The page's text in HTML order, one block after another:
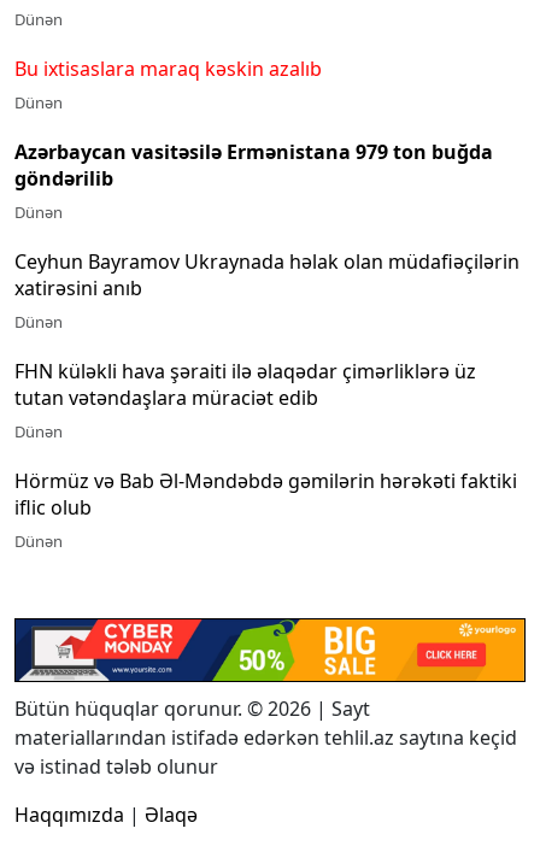
Dünən
Bu ixtisaslara maraq kəskin azalıb
Dünən
Azərbaycan vasitəsilə Ermənistana 979 ton buğda
göndərilib
Dünən
Ceyhun Bayramov Ukraynada həlak olan müdafiəçilərin
xatirəsini anıb
Dünən
FHN küləkli hava şəraiti ilə əlaqədar çimərliklərə üz
tutan vətəndaşlara müraciət edib
Dünən
Hörmüz və Bab Əl-Məndəbdə gəmilərin hərəkəti faktiki
iflic olub
Dünən
Bütün hüquqlar qorunur. © 2026 | Sayt
materiallarından istifadə edərkən tehlil.az saytına keçid
və istinad tələb olunur
Haqqımızda | Əlaqə